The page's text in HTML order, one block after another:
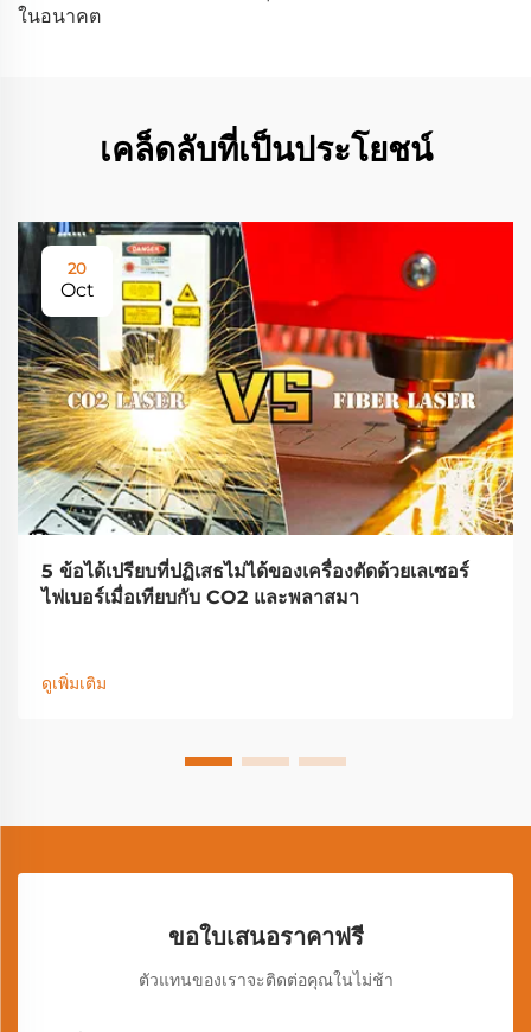
ในอนาคต
เคล็ดลับที่เป็นประโยชน์
20
Oct
5 ข้อได้เปรียบที่ปฏิเสธไม่ได้ของเครื่องตัดด้วยเลเซอร์
ไฟเบอร์เมื่อเทียบกับ CO2 และพลาสมา
ดูเพิ่มเติม
ขอใบเสนอราคาฟรี
ตัวแทนของเราจะติดต่อคุณในไม่ช้า